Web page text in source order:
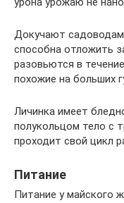
Докучают садоводам
способна отложить
разовьются в
похожие на больших
Личинка имеет
полукольцом тело с
проходит свой цикл
Питание
Питание у майского